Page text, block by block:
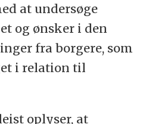
at undersøge
og ønsker i den
fra borgere, som
i relation til
oplyser, at